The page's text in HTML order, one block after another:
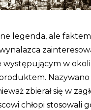
legenda, ale faktem
występującym w
Nazywano
zbierał się w
chłopi stosowali